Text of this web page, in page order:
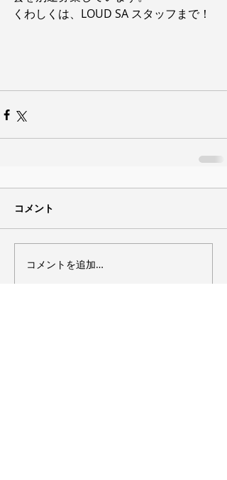
くわしくは、LOUD SA スタッフまで！
コメント
コメントを追加…